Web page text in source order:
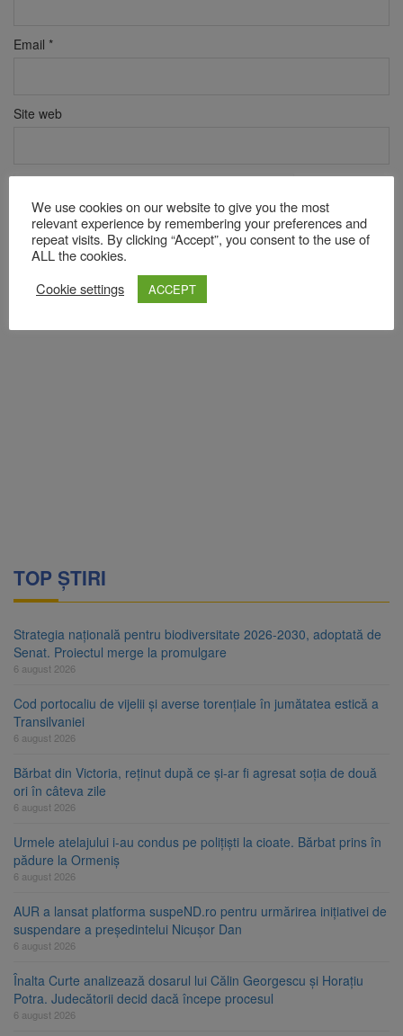
Email *
Site web
Click pentru a începe verificarea
Friendly Captcha ⇗
Acest site folosește Akismet pentru a reduce spamul.
TOP ȘTIRI
Strategia națională pentru biodiversitate 2026-2030, adoptată de
Senat. Proiectul merge la promulgare
6 august 2026
Cod portocaliu de vijelii și averse torențiale în jumătatea estică a
Transilvaniei
6 august 2026
Bărbat din Victoria, reținut după ce și-ar fi agresat soția de două
ori în câteva zile
6 august 2026
Urmele atelajului i-au condus pe polițiști la cioate. Bărbat prins în
pădure la Ormeniș
6 august 2026
AUR a lansat platforma suspeND.ro pentru urmărirea inițiativei de
suspendare a președintelui Nicușor Dan
6 august 2026
Înalta Curte analizează dosarul lui Călin Georgescu și Horațiu
Potra. Judecătorii decid dacă începe procesul
6 august 2026
We use cookies on our website to give you the most
relevant experience by remembering your preferences and
repeat visits. By clicking “Accept”, you consent to the use of
ALL the cookies.
Cookie settings
ACCEPT